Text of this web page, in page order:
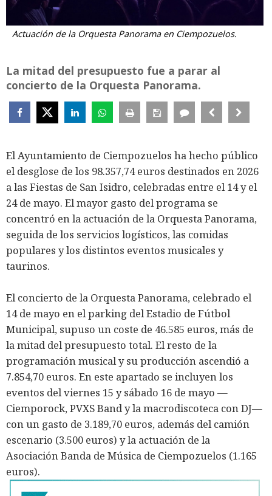
Actuación de la Orquesta Panorama en Ciempozuelos.
La mitad del presupuesto fue a parar al
concierto de la Orquesta Panorama.
El Ayuntamiento de Ciempozuelos ha hecho público
el desglose de los 98.357,74 euros destinados en 2026
a las Fiestas de San Isidro, celebradas entre el 14 y el
24 de mayo. El mayor gasto del programa se
concentró en la actuación de la Orquesta Panorama,
seguida de los servicios logísticos, las comidas
populares y los distintos eventos musicales y
taurinos.
El concierto de la Orquesta Panorama, celebrado el
14 de mayo en el parking del Estadio de Fútbol
Municipal, supuso un coste de 46.585 euros, más de
la mitad del presupuesto total. El resto de la
programación musical y su producción ascendió a
7.854,70 euros. En este apartado se incluyen los
eventos del viernes 15 y sábado 16 de mayo —
Ciemporock, PVXS Band y la macrodiscoteca con DJ—
con un gasto de 3.189,70 euros, además del camión
escenario (3.500 euros) y la actuación de la
Asociación Banda de Música de Ciempozuelos (1.165
euros).